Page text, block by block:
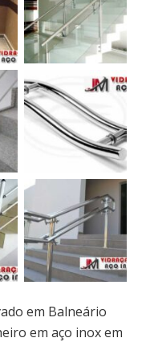
em Balneário
em aço inox em